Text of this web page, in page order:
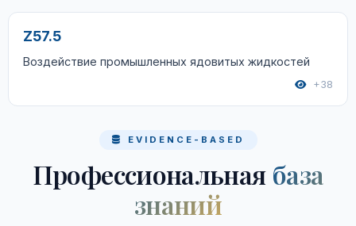
Z57.5
Воздействие промышленных ядовитых жидкостей
+38
EVIDENCE-BASED
Профессиональная база
знаний